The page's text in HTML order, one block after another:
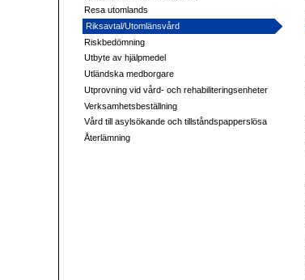
Resa utomlands
Riksavtal/Utomlänsvård
Riskbedömning
Utbyte av hjälpmedel
Utländska medborgare
Utprovning vid vård- och rehabiliteringsenheter
Verksamhetsbeställning
Vård till asylsökande och tillståndspapperslösa
Återlämning